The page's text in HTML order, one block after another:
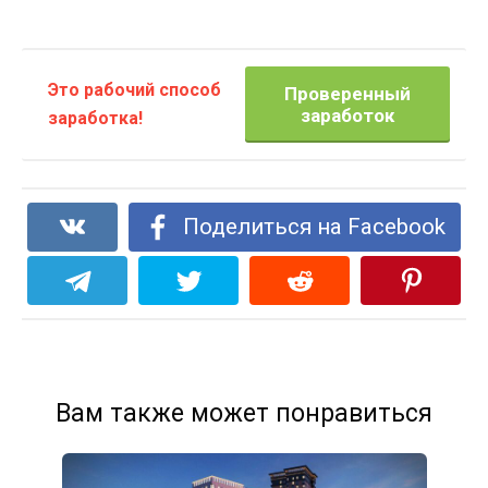
Это рабочий способ
заработка!
Проверенный
заработок
Поделиться на Facebook
Вам также может понравиться